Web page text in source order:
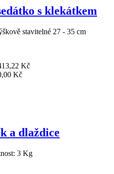
s klekátkem
stavitelné 27 - 35 cm
Kč
Kč
a dlaždice
3 Kg